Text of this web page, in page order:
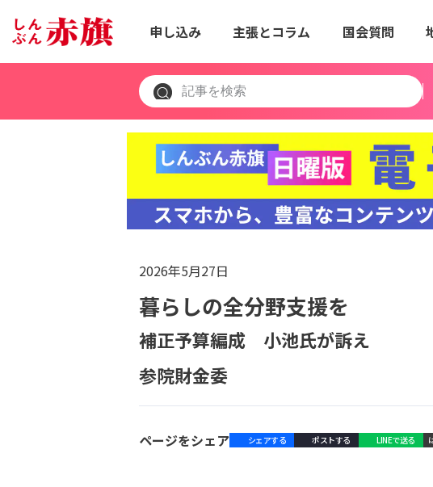
申し込み 主張とコラム 国会質問
2026年5月27日
暮らしの全分野支援を
補正予算編成 小池氏が訴え
参院財金委
ページをシェア シェアする ポストする LINEで送る